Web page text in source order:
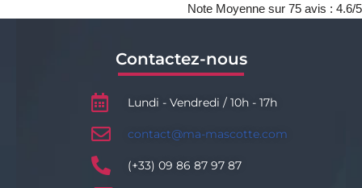
Note Moyenne sur 75 avis : 4.6/5
Contactez-nous
Lundi - Vendredi / 10h - 17h
contact@ma-mascotte.com
(+33) 09 86 87 97 87